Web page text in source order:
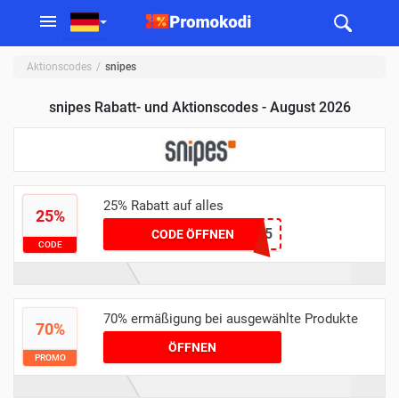
Aktionscodes snipes
snipes Rabatt- und Aktionscodes - August 2026
25%
CODE
25% Rabatt auf alles
CODE ÖFFNENONLINE25
70%
PROMO
70% ermäßigung bei ausgewählte Produkte
ÖFFNEN